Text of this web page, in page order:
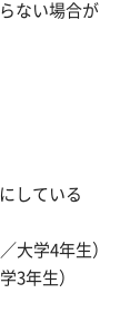
ない場合が
している
大学4年生）
3年生）